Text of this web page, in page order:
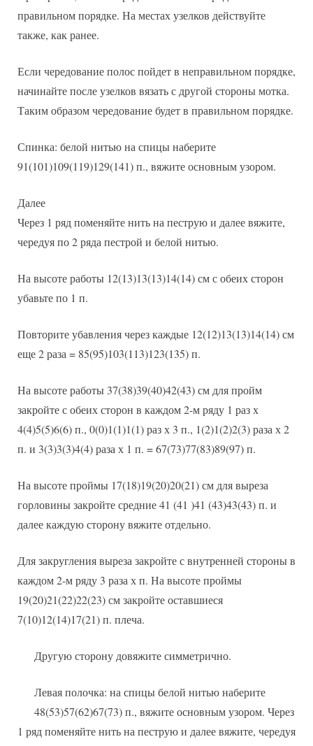
правильном порядке. На местах узелков действуйте
также, как ранее.
Если чередование полос пойдет в неправильном порядке,
начинайте после узелков вязать с другой стороны мотка.
Таким образом чередование будет в правильном порядке.
Спинка: белой нитью на спицы наберите
91(101)109(119)129(141) п., вяжите основным узором.
Далее
Через 1 ряд поменяйте нить на пеструю и далее вяжите,
чередуя по 2 ряда пестрой и белой нитью.
На высоте работы 12(13)13(13)14(14) см с обеих сторон
убавьте по 1 п.
Повторите убавления через каждые 12(12)13(13)14(14) см
еще 2 раза = 85(95)103(113)123(135) п.
На высоте работы 37(38)39(40)42(43) см для пройм
закройте с обеих сторон в каждом 2-м ряду 1 раз х
4(4)5(5)6(6) п., 0(0)1(1)1(1) раз х 3 п., 1(2)1(2)2(3) раза х 2
п. и 3(3)3(3)4(4) раза х 1 п. = 67(73)77(83)89(97) п.
На высоте проймы 17(18)19(20)20(21) см для выреза
горловины закройте средние 41 (41 )41 (43)43(43) п. и
далее каждую сторону вяжите отдельно.
Для закругления выреза закройте с внутренней стороны в
каждом 2-м ряду 3 раза х п. На высоте проймы
19(20)21(22)22(23) см закройте оставшиеся
7(10)12(14)17(21) п. плеча.
Другую сторону довяжите симметрично.
Левая полочка: на спицы белой нитью наберите
48(53)57(62)67(73) п., вяжите основным узором. Через
1 ряд поменяйте нить на пеструю и далее вяжите, чередуя